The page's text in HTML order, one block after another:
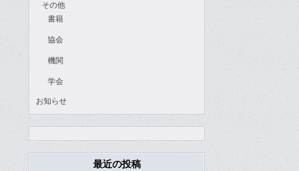
その他
書籍
協会
機関
学会
お知らせ
最近の投稿